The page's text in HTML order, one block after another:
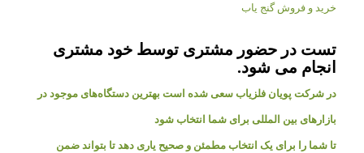
خرید و فروش گنج یاب
تست در حضور مشتری توسط خود مشتری
انجام می شود.
در شرکت پویان فلزیاب سعی شده است بهترین دستگاه‌های موجود در
بازار‌های بین المللی برای شما انتخاب شود
تا شما را برای یک انتخاب مطمئن و صحیح یاری دهد تا بتواند ضمن